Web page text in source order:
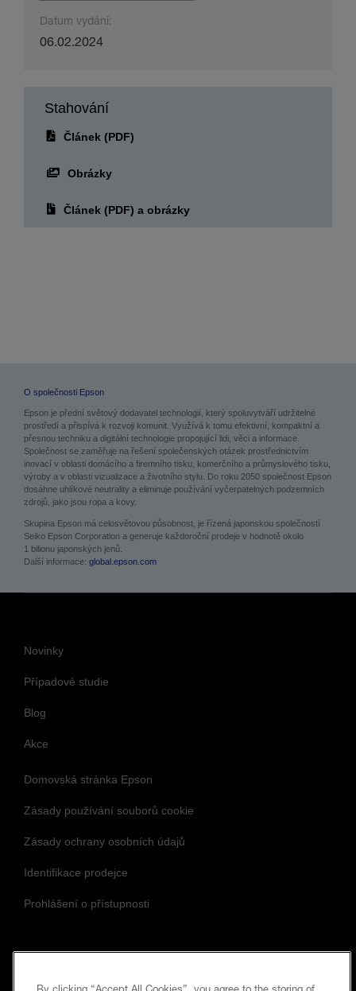
Datum vydání:
06.02.2024
Stahování
Článek (PDF)
Obrázky
Článek (PDF) a obrázky
O společnosti Epson
Epson je přední světový dodavatel technologií, který spoluvytváří udržitelné
prostředí a přispívá k rozvoji komunit. Využívá k tomu efektivní, kompaktní a
přesnou techniku a digitální technologie propojující lidi, věci a informace.
Společnost se zaměřuje na řešení společenských otázek prostřednictvím
inovací v oblasti domácího a firemního tisku, komerčního a průmyslového tisku,
výroby a v oblasti vizualizace a životního stylu. Do roku 2050 společnost Epson
dosáhne uhlíkové neutrality a eliminuje používání vyčerpatelných podzemních
zdrojů, jako jsou ropa a kovy.
Skupina Epson má celosvětovou působnost, je řízená japonskou společností
Seiko Epson Corporation a generuje každoroční prodeje v hodnotě okolo
1 bilionu japonských jenů.
Další informace: global.epson.com
Novinky
Případové studie
Blog
Akce
Domovská stránka Epson
Zásady používání souborů cookie
Zásady ochrany osobních údajů
Identifikace prodejce
Prohlášení o přístupnosti
Sledujte nás a zůstaňte v obraze